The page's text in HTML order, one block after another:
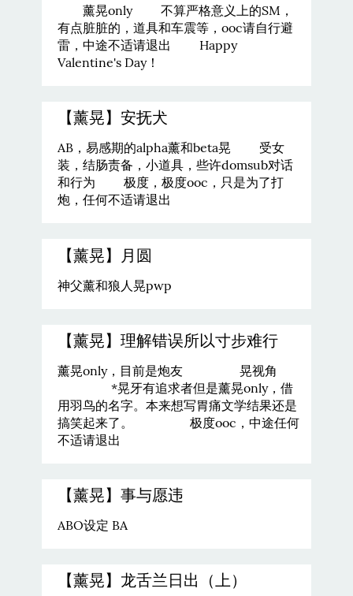
薰晃only 不算严格意义上的SM，
有点脏脏的，道具和车震等，ooc请自行避
雷，中途不适请退出 Happy
Valentine's Day！
【薰晃】安抚犬
AB，易感期的alpha薰和beta晃 受女
装，结肠责备，小道具，些许domsub对话
和行为 极度，极度ooc，只是为了打
炮，任何不适请退出
【薰晃】月圆
神父薰和狼人晃pwp
【薰晃】理解错误所以寸步难行
薰晃only，目前是炮友 晃视角
*晃牙有追求者但是薰晃only，借
用羽鸟的名字。本来想写胃痛文学结果还是
搞笑起来了。 极度ooc，中途任何
不适请退出
【薰晃】事与愿违
ABO设定 BA
【薰晃】龙舌兰日出（上）